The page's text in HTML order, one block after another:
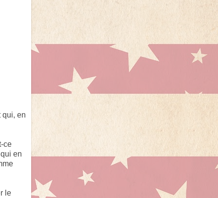
qui, en
ce
en
le